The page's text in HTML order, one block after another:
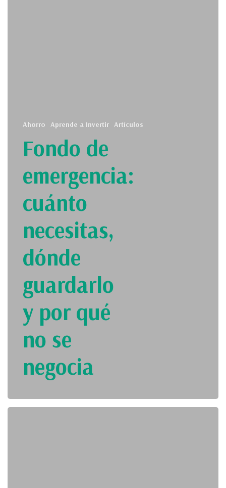
Ahorro Aprende a Invertir Artículos
Fondo de
emergencia:
cuánto
necesitas,
dónde
guardarlo
y por qué
no se
negocia